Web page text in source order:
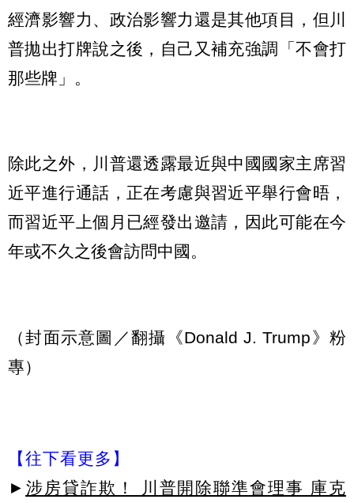
經濟影響力、政治影響力還是其他項目，但川
普拋出打牌說之後，自己又補充強調「不會打
那些牌」。
除此之外，川普還透露最近與中國國家主席習
近平進行通話，正在考慮與習近平舉行會晤，
而習近平上個月已經發出邀請，因此可能在今
年或不久之後會訪問中國。
（封面示意圖／翻攝《Donald J. Trump》粉
專）
【往下看更多】
► 涉房貸詐欺！ 川普開除聯準會理事 庫克